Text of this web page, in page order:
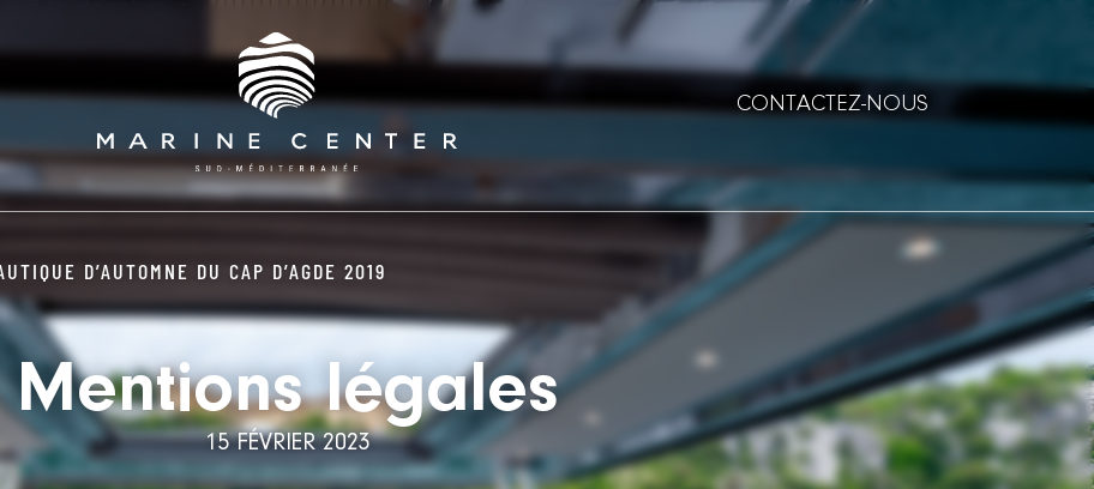
CONTACTEZ-NOUS
D’AUTOMNE DU CAP D’AGDE 2019
Mentions légales
15 FÉVRIER 2023